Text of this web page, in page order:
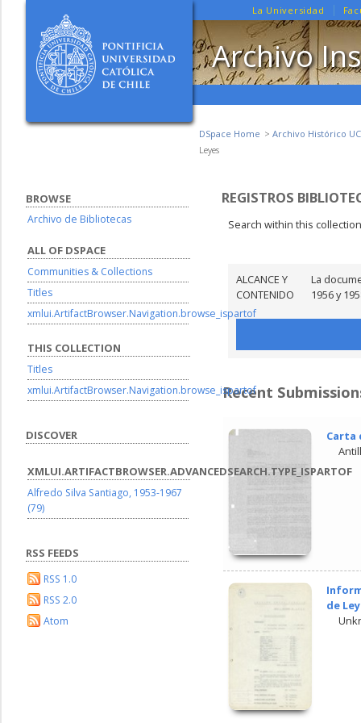
La Universidad
Archivo
DSpace Home
Archivo Histórico UC
Leyes
REGISTROS
Search within this
ALCANCE Y
CONTENIDO
La
1956 y
Recent
Carta
de
BROWSE
Archivo de Bibliotecas
ALL OF DSPACE
Communities & Collections
Titles
xmlui.ArtifactBrowser.Navigation.browse_ispartof
THIS COLLECTION
Titles
xmlui.ArtifactBrowser.Navigation.browse_ispartof
DISCOVER
XMLUI.ARTIFACTBROWSER.ADVANCEDSEARCH.TYPE_ISPARTOF
Alfredo Silva Santiago, 1953-1967
(79)
RSS FEEDS
RSS 1.0
RSS 2.0
Atom